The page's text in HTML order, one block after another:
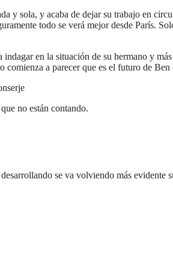
y sola, y acaba de dejar su trabajo en
todo se verá mejor desde París.
indagar en la situación de su hermano y
comienza a parecer que es el futuro de Ben
no están contando.
se va volviendo más evidente